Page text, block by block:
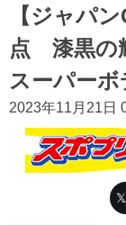
【ジャパ
点 漆黒の
スーパーボ
2023年11月21日